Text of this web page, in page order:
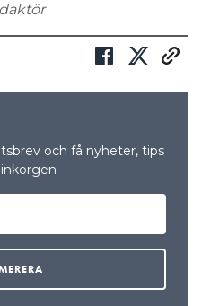
och få nyheter, tips